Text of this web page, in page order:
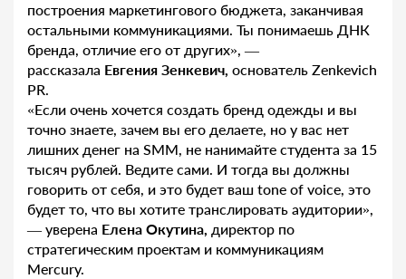
построения маркетингового бюджета, заканчивая
остальными коммуникациями. Ты понимаешь ДНК
бренда, отличие его от других», —
рассказала Евгения Зенкевич, основатель Zenkevich
PR.
«Если очень хочется создать бренд одежды и вы
точно знаете, зачем вы его делаете, но у вас нет
лишних денег на SMM, не нанимайте студента за 15
тысяч рублей. Ведите сами. И тогда вы должны
говорить от себя, и это будет ваш tone of voice, это
будет то, что вы хотите транслировать аудитории»,
— уверена Елена Окутина, директор по
стратегическим проектам и коммуникациям
Mercury.